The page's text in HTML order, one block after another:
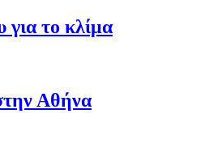
για το κλίμα
Αθήνα